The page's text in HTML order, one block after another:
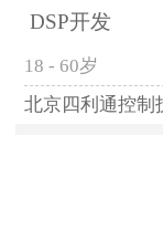
DSP开发
18 - 60岁
北京四利通控制